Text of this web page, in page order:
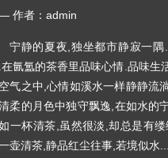
作者：admin
宁静的夏夜,独坐都市静寂一
氤氲的茶香里品味心情.品味生
气之中,心情如溪水一样静静流
柔的月色中独守飘逸,在如水的
一杯清茶,虽然很淡,却总是有缕
壶清茶,静品红尘往事,若境似水...